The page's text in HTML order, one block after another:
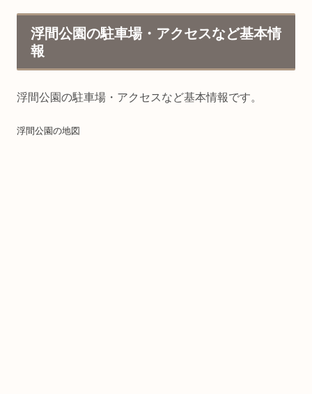
浮間公園の駐車場・アクセスなど基本情
報
浮間公園の駐車場・アクセスなど基本情報です。
浮間公園の地図